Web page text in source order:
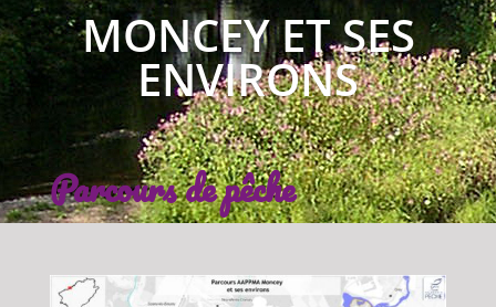
MONCEY ET SES
ENVIRONS
Parcours de pêche